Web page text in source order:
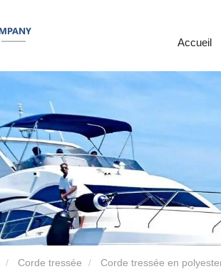
Accueil
Corde tressée Corde tressée en